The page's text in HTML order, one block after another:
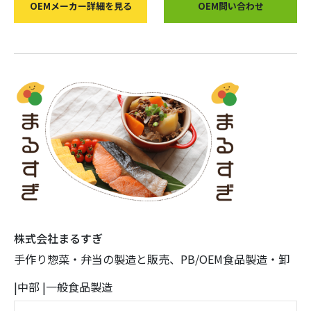
OEMメーカー詳細を見る OEM問い合わせ
株式会社まるすぎ
手作り惣菜・弁当の製造と販売、PB/OEM食品製造・卸
|中部 |一般食品製造